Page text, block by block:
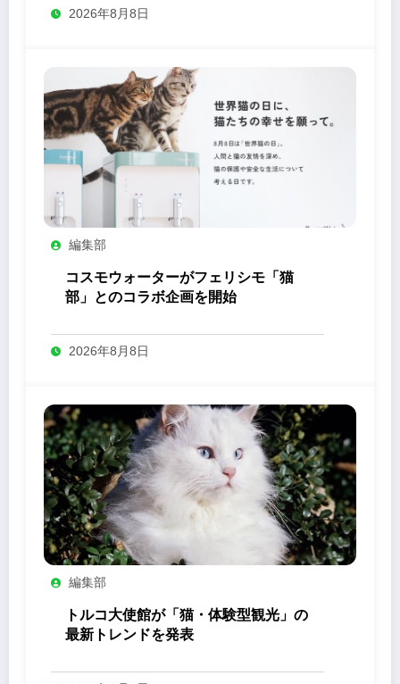
2026年8月8日
編集部
コスモウォーターがフェリシモ「猫
部」とのコラボ企画を開始
2026年8月8日
編集部
トルコ大使館が「猫・体験型観光」の
最新トレンドを発表